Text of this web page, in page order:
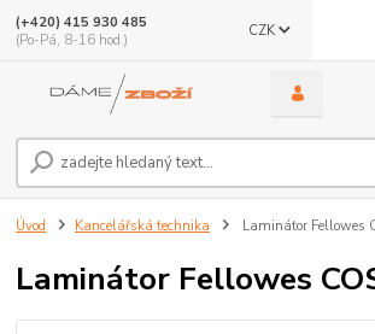
CZK
(+420) 415 930 485
(Po-Pá, 8-16 hod.)
Úvod Kancelářská technika Laminátor Fellowes
Laminátor Fellowes